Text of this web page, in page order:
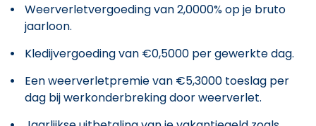
Weerverletvergoeding van 2,0000% op je bruto
jaarloon.
Kledijvergoeding van €0,5000 per gewerkte dag.
Een weerverletpremie van €5,3000 toeslag per
dag bij werkonderbreking door weerverlet.